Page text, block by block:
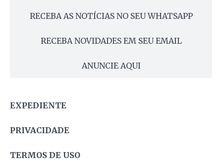
RECEBA AS NOTÍCIAS NO SEU WHATSAPP
RECEBA NOVIDADES EM SEU EMAIL
ANUNCIE AQUI
EXPEDIENTE
PRIVACIDADE
TERMOS DE USO